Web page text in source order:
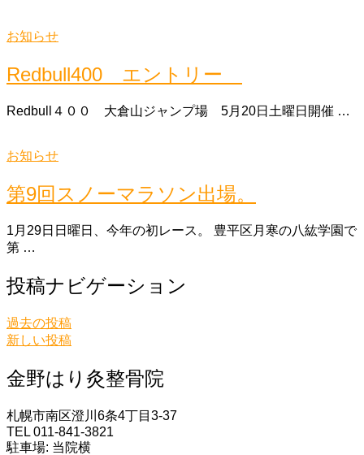
お知らせ
Redbull400 エントリー
Redbull４００ 大倉山ジャンプ場 5月20日土曜日開催 …
お知らせ
第9回スノーマラソン出場。
1月29日日曜日、今年の初レース。 豊平区月寒の八紘学園で
第 …
投稿ナビゲーション
過去の投稿
新しい投稿
金野はり灸整骨院
札幌市南区澄川6条4丁目3-37
TEL 011-841-3821
駐車場: 当院横